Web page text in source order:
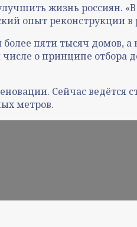
жизнь россиян.
опыт реконструкции в
пяти тысяч домов, а
о принципе отбора
Сейчас ведётся
метров.